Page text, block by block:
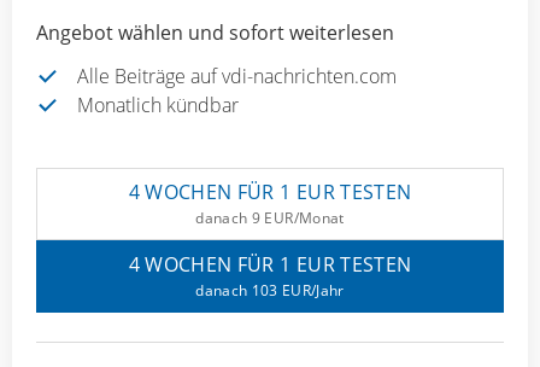
Angebot wählen und sofort weiterlesen
Alle Beiträge auf vdi-nachrichten.com
Monatlich kündbar
4 WOCHEN FÜR 1 EUR TESTEN
danach 9 EUR/Monat
4 WOCHEN FÜR 1 EUR TESTEN
danach 103 EUR/Jahr